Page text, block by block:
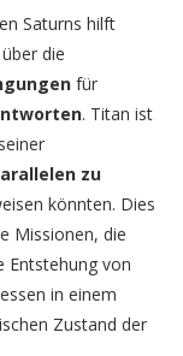
Saturns hilft
über die
für
. Titan ist
zu
könnten. Dies
Missionen, die
Entstehung von
in einem
Zustand der